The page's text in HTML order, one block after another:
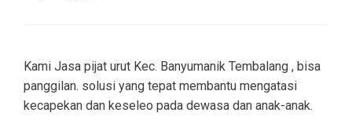
Kami Jasa pijat urut Kec. Banyumanik Tembalang , bisa
panggilan. solusi yang tepat membantu mengatasi
kecapekan dan keseleo pada dewasa dan anak-anak.